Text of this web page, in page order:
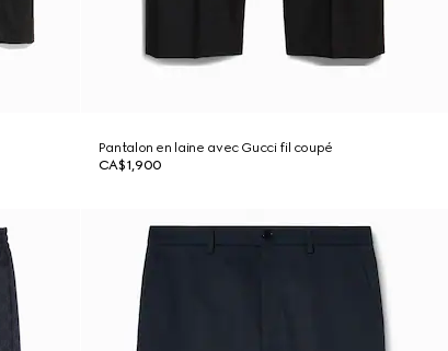
Pantalon en laine avec Gucci fil coupé
CA$1,900